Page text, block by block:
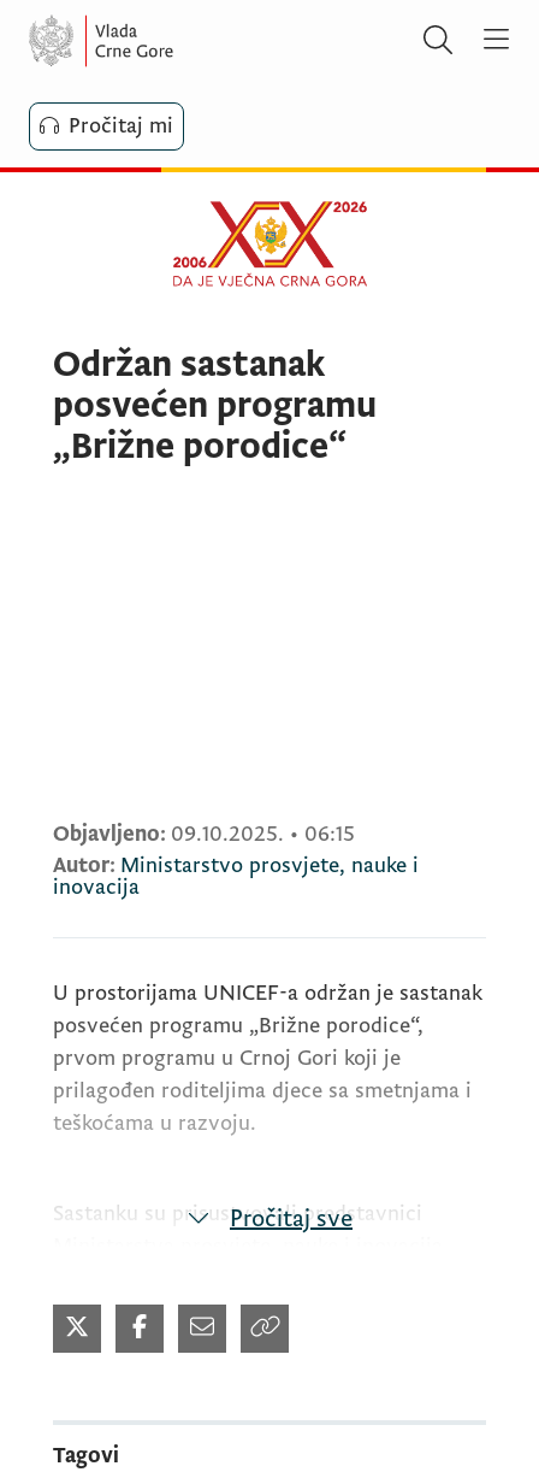
Pročitaj mi
Održan sastanak
posvećen programu
„Brižne porodice“
Objavljeno: 09.10.2025. • 06:15
Autor: Ministarstvo prosvjete, nauke i
inovacija
U prostorijama UNICEF-a održan je sastanak
posvećen programu „Brižne porodice“,
prvom programu u Crnoj Gori koji je
prilagođen roditeljima djece sa smetnjama i
teškoćama u razvoju.
Sastanku su prisustvovali predstavnici
partneri iz obrazovnog i zdravstvenog
sektora.
Pročitaj sve
Tagovi